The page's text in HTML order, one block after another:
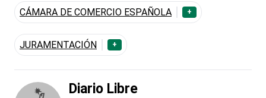
CÁMARA DE COMERCIO ESPAÑOLA
+
JURAMENTACIÓN +
Diario Libre